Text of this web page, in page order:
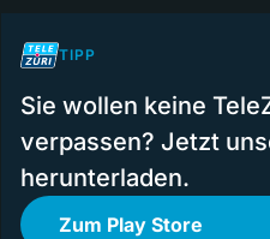
TIPP
Sie wollen keine
verpassen? Jetzt
herunterladen.
Zum Play Store